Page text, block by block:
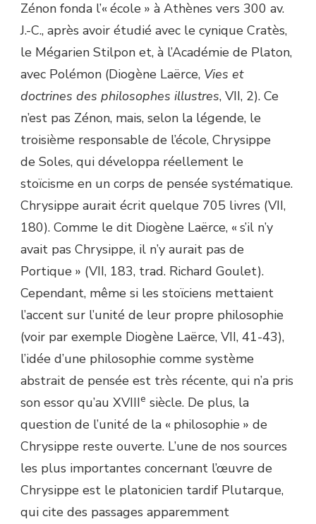
Zénon fonda l’« école » à Athènes vers 300 av.
J.-C., après avoir étudié avec le cynique Cratès,
le Mégarien Stilpon et, à l’Académie de Platon,
avec Polémon (Diogène Laërce, Vies et
doctrines des philosophes illustres, VII, 2). Ce
n’est pas Zénon, mais, selon la légende, le
troisième responsable de l’école, Chrysippe
de Soles, qui développa réellement le
stoïcisme en un corps de pensée systématique.
Chrysippe aurait écrit quelque 705 livres (VII,
180). Comme le dit Diogène Laërce, « s’il n’y
avait pas Chrysippe, il n’y aurait pas de
Portique » (VII, 183, trad. Richard Goulet).
Cependant, même si les stoïciens mettaient
l’accent sur l’unité de leur propre philosophie
(voir par exemple Diogène Laërce, VII, 41-43),
l’idée d’une philosophie comme système
abstrait de pensée est très récente, qui n’a pris
son essor qu’au XVIIIe siècle. De plus, la
question de l’unité de la « philosophie » de
Chrysippe reste ouverte. L’une de nos sources
les plus importantes concernant l’œuvre de
Chrysippe est le platonicien tardif Plutarque,
qui cite des passages apparemment